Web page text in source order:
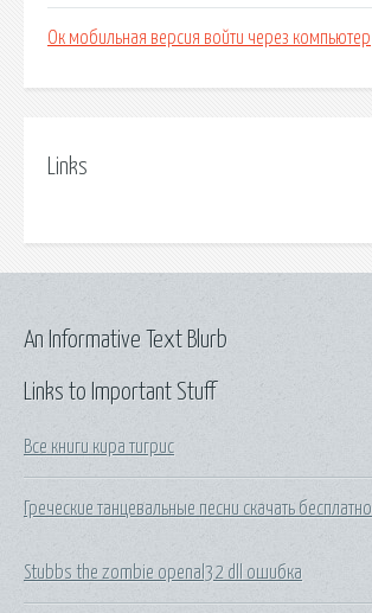
Ок мобильная версия войти через компьютер
Links
Links to Important Stuff
Все книги кира тигрис
Греческие танцевальные песни скачать бесплатно
Stubbs the zombie openal32 dll ошибка
An Informative Text Blurb